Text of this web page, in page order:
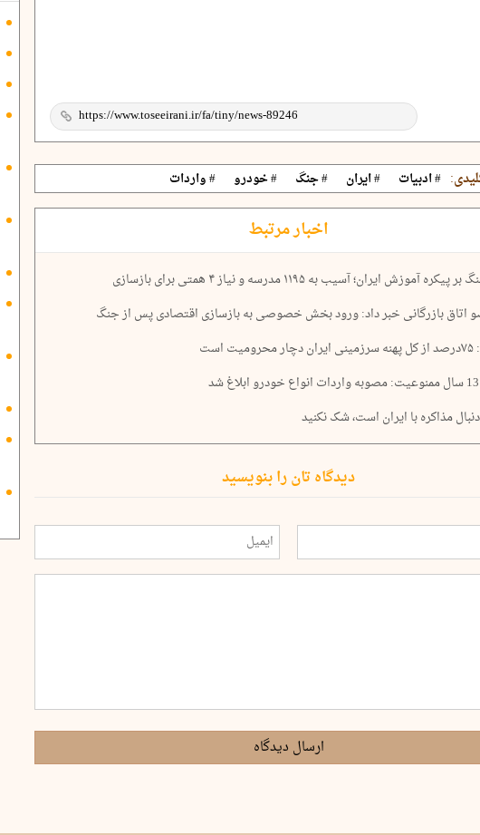
# ادبیات # ایران # جنگ # خودرو # واردات
اخبار مرتبط
آموزش ایران؛ آسیب به ۱۱۹۵ مدرسه و نیاز ۴ همتی برای بازسازی
اتاق بازرگانی خبر داد: ورود بخش خصوصی به بازسازی اقتصادی پس از جنگ
مذاکره با ایران است، شک نکنید
دیدگاه تان را بنویسید
ارسال دیدگاه